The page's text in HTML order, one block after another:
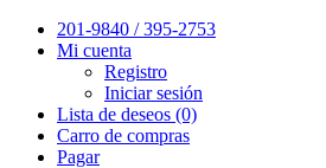
201-9840 / 395-2753
Mi cuenta
Registro
Iniciar sesión
Lista de deseos (0)
Carro de compras
Pagar